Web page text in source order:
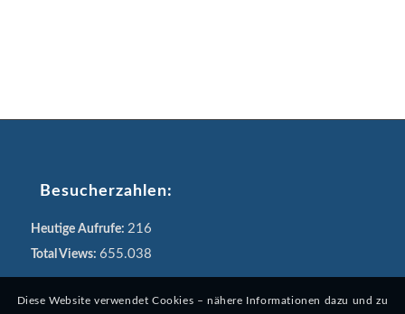
Besucherzahlen:
Heutige Aufrufe: 216
Total Views: 655.038
Diese Website verwendet Cookies – nähere Informationen dazu und zu